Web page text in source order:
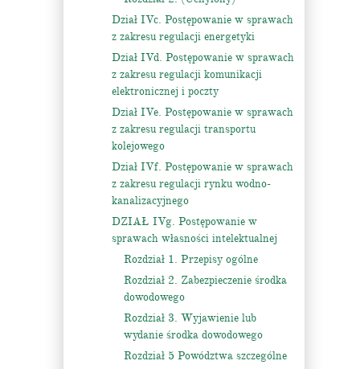
Dział IVc. Postępowanie w sprawach
z zakresu regulacji energetyki
Dział IVd. Postępowanie w sprawach
z zakresu regulacji komunikacji
elektronicznej i poczty
Dział IVe. Postępowanie w sprawach
z zakresu regulacji transportu
kolejowego
Dział IVf. Postępowanie w sprawach
z zakresu regulacji rynku wodno-
kanalizacyjnego
DZIAŁ IVg. Postępowanie w
sprawach własności intelektualnej
Rozdział 1. Przepisy ogólne
Rozdział 2. Zabezpieczenie środka
dowodowego
Rozdział 3. Wyjawienie lub
wydanie środka dowodowego
Rozdział 5 Powództwa szczególne